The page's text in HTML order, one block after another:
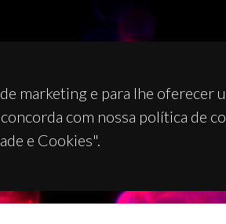
marketing e para lhe oferecer
com nossa política de
e Cookies".